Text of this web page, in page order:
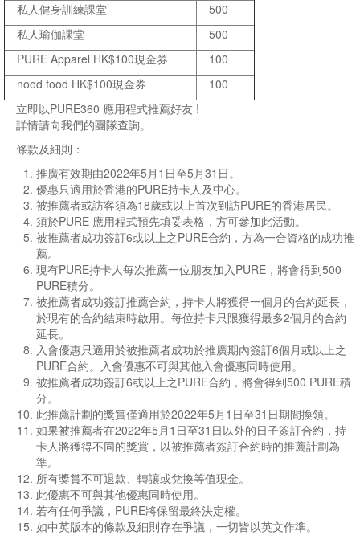
私人健身訓練課堂
500
私人瑜伽課堂
500
PURE Apparel HK$100現金券
100
nood food HK$100現金券
100
立即以PURE360 應用程式推薦好友 !
詳情請向我們的團隊查詢。
條款及細則：
推廣有效期由2022年5月1日至5月31日。
優惠只適用於香港的PURE持卡人及中心。
被推薦者或訪客須為18歲或以上首次到訪PURE的香港居民。
須於PURE 應用程式預先填妥表格，方可參加此活動。
被推薦者成功簽訂6或以上之PURE合約，方為一合資格的成功推
薦。
現有PURE持卡人每次推薦一位朋友加入PURE，將會得到500
PURE積分。
被推薦者成功簽訂推薦合約，持卡人將獲得一個月的合約延長，
於現有的合約結束時啟用。每位持卡只限獲得最多2個月的合約
延長。
入會優惠只適用於被推薦者成功於推廣期內簽訂6個月或以上之
PURE合約。入會優惠不可與其他入會優惠同時使用。
被推薦者成功簽訂6或以上之PURE合約，將會得到500 PURE積
分。
此推薦計劃的獎賞僅適用於2022年5月1日至31日期間換領。
如果被推薦者在2022年5月1日至31日以外的日子簽訂合約，持
卡人將獲得不同的獎賞，以被推薦者簽訂合約時的推薦計劃為
準。
所有獎賞不可退款、轉讓或兌換等值現金。
此優惠不可與其他優惠同時使用。
若有任何爭議，PURE將保留最終決定權。
如中英版本的條款及細則存在爭議，一切皆以英文作準。